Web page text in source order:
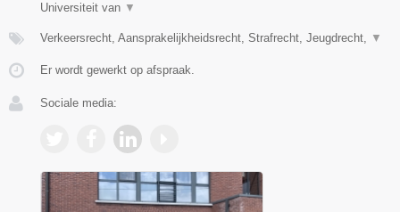
Universiteit van ▼
Verkeersrecht, Aansprakelijkheidsrecht, Strafrecht, Jeugdrecht, ▼
Er wordt gewerkt op afspraak.
Sociale media: